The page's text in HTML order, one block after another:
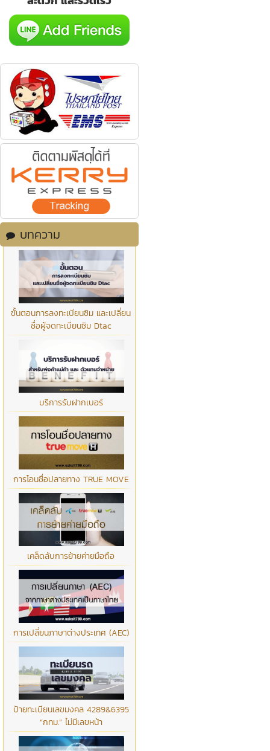
บทความ
ขั้นตอนการลงทะเบียนซิม และเปลี่ยน
ชื่อผู้จดทะเบียนซิม Dtac
บริการรับฝากเบอร์
การโอนชื่อปลายทาง TRUE MOVE
เคล็ดลับการย้ายค่ายมือถือ
การเปลี่ยนภาษาต่างประเทศ (AEC)
ป้ายทะเบียนเลขมงคล 4289&6395
“กทม.” ไม่มีเลขหน้า